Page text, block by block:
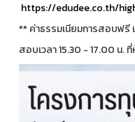
https://edudee.co.th/
** ค่าธรรมเนียมการสอบฟรี
สอบเวลา 15.30 - 17.00 น.